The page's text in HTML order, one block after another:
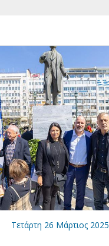
Τετάρτη 26 Μάρτιος 2025